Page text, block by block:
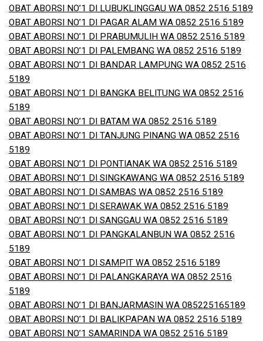
OBAT ABORSI NO’1 DI LUBUKLINGGAU WA 0852 2516 5189
OBAT ABORSI NO’1 DI PAGAR ALAM WA 0852 2516 5189
OBAT ABORSI NO’1 DI PRABUMULIH WA 0852 2516 5189
OBAT ABORSI NO’1 DI PALEMBANG WA 0852 2516 5189
OBAT ABORSI NO’1 DI BANDAR LAMPUNG WA 0852 2516
5189
OBAT ABORSI NO’1 DI BANGKA BELITUNG WA 0852 2516
5189
OBAT ABORSI NO’1 DI BATAM WA 0852 2516 5189
OBAT ABORSI NO’1 DI TANJUNG PINANG WA 0852 2516
5189
OBAT ABORSI NO’1 DI PONTIANAK WA 0852 2516 5189
OBAT ABORSI NO’1 DI SINGKAWANG WA 0852 2516 5189
OBAT ABORSI NO’1 DI SAMBAS WA 0852 2516 5189
OBAT ABORSI NO’1 DI SERAWAK WA 0852 2516 5189
OBAT ABORSI NO’1 DI SANGGAU WA 0852 2516 5189
OBAT ABORSI NO’1 DI PANGKALANBUN WA 0852 2516
5189
OBAT ABORSI NO’1 DI SAMPIT WA 0852 2516 5189
OBAT ABORSI NO’1 DI PALANGKARAYA WA 0852 2516
5189
OBAT ABORSI NO’1 DI BANJARMASIN WA 085225165189
OBAT ABORSI NO’1 DI BALIKPAPAN WA 0852 2516 5189
OBAT ABORSI NO’1 SAMARINDA WA 0852 2516 5189